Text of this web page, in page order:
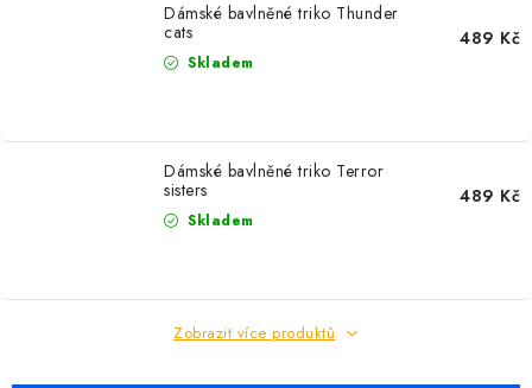
Dámské bavlněné triko Thunder
cats
Skladem
489 Kč
Dámské bavlněné triko Terror
sisters
Skladem
489 Kč
Zobrazit více produktů